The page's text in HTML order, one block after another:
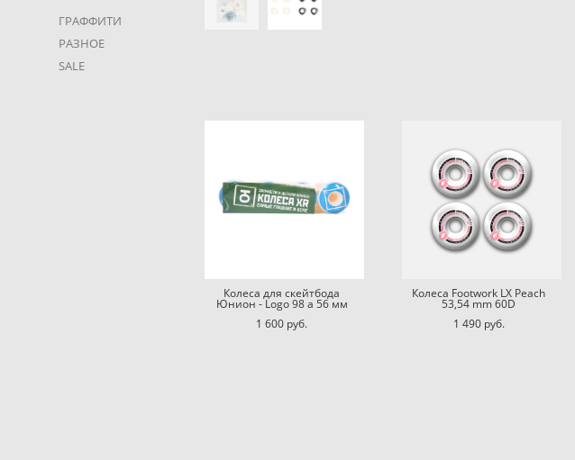
ГРАФФИТИ
РАЗНОЕ
SALE
Колеса для скейтбода
Юнион - Logo 98 a 56 мм
1 600 pуб.
Колеса Footwork LX Peach
53,54 mm 60D
1 490 pуб.